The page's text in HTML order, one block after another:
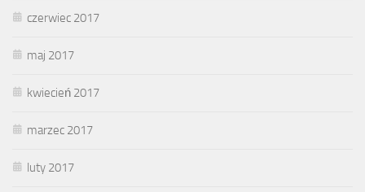
czerwiec 2017
maj 2017
kwiecień 2017
marzec 2017
luty 2017